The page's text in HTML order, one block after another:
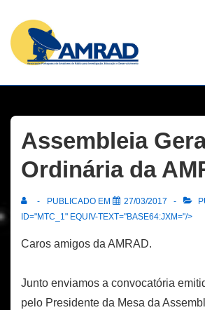
Skip
Content
Assembleia
Ordinária da
PUBLICADO EM 27/03/2017
ID="MTC_1" EQUIV-TEXT="BASE64:JXM="/>
Caros amigos da AMRAD.
Junto enviamos a convocatória
pelo Presidente da Mesa da